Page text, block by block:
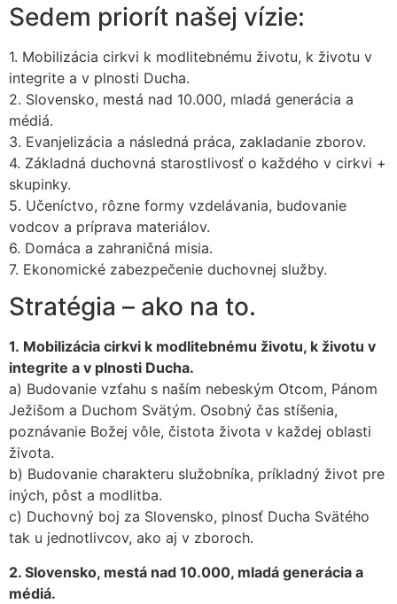
Sedem priorít našej vízie:
1. Mobilizácia cirkvi k modlitebnému životu, k životu v
integrite a v plnosti Ducha.
2. Slovensko, mestá nad 10.000, mladá generácia a
médiá.
3. Evanjelizácia a následná práca, zakladanie zborov.
4. Základná duchovná starostlivosť o každého v cirkvi +
skupinky.
5. Učeníctvo, rôzne formy vzdelávania, budovanie
vodcov a príprava materiálov.
6. Domáca a zahraničná misia.
7. Ekonomické zabezpečenie duchovnej služby.
Stratégia – ako na to.
1. Mobilizácia cirkvi k modlitebnému životu, k životu v
integrite a v plnosti Ducha.
a) Budovanie vzťahu s naším nebeským Otcom, Pánom
Ježišom a Duchom Svätým. Osobný čas stíšenia,
poznávanie Božej vôle, čistota života v každej oblasti
života.
b) Budovanie charakteru služobníka, príkladný život pre
iných, pôst a modlitba.
c) Duchovný boj za Slovensko, plnosť Ducha Svätého
tak u jednotlivcov, ako aj v zboroch.
2. Slovensko, mestá nad 10.000, mladá generácia a
médiá.